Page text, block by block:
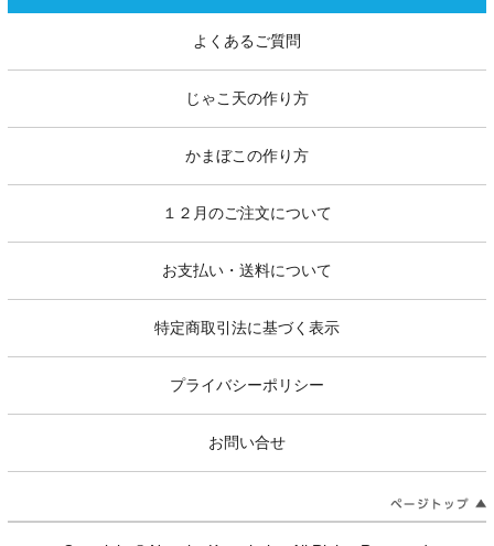
よくあるご質問
じゃこ天の作り方
かまぼこの作り方
１２月のご注文について
お支払い・送料について
特定商取引法に基づく表示
プライバシーポリシー
お問い合せ